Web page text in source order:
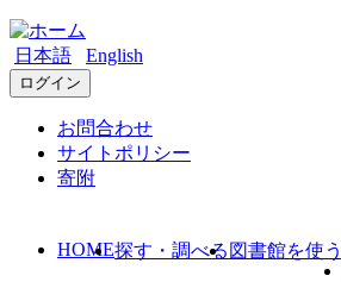
日本語 English
ログイン
お問合わせ
サイトポリシー
寄附
HOME探す・調べる 図書館を使う